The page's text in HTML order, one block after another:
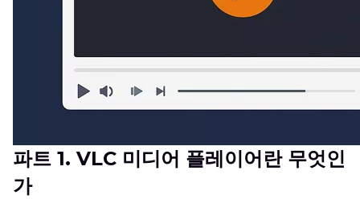
파트 1. VLC 미디어 플레이어란 무엇인
가